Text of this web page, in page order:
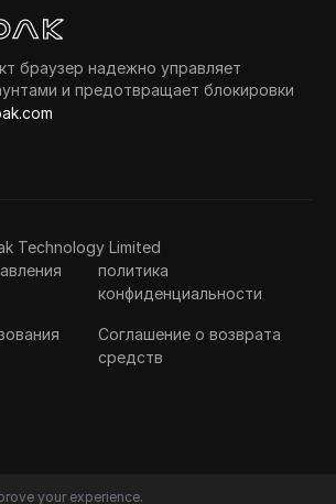
браузер надежно управляет
и предотвращает блокировки
Technology Limited
политика
конфиденциальности
Соглашение о возврата
средств
your experience.